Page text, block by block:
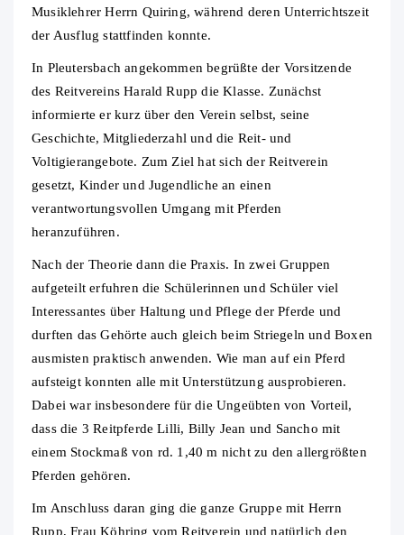
Musiklehrer Herrn Quiring, während deren Unterrichtszeit
der Ausflug stattfinden konnte.
In Pleutersbach angekommen begrüßte der Vorsitzende
des Reitvereins Harald Rupp die Klasse. Zunächst
informierte er kurz über den Verein selbst, seine
Geschichte, Mitgliederzahl und die Reit- und
Voltigierangebote. Zum Ziel hat sich der Reitverein
gesetzt, Kinder und Jugendliche an einen
verantwortungsvollen Umgang mit Pferden
heranzuführen.
Nach der Theorie dann die Praxis. In zwei Gruppen
aufgeteilt erfuhren die Schülerinnen und Schüler viel
Interessantes über Haltung und Pflege der Pferde und
durften das Gehörte auch gleich beim Striegeln und Boxen
ausmisten praktisch anwenden. Wie man auf ein Pferd
aufsteigt konnten alle mit Unterstützung ausprobieren.
Dabei war insbesondere für die Ungeübten von Vorteil,
dass die 3 Reitpferde Lilli, Billy Jean und Sancho mit
einem Stockmaß von rd. 1,40 m nicht zu den allergrößten
Pferden gehören.
Im Anschluss daran ging die ganze Gruppe mit Herrn
Rupp, Frau Köhring vom Reitverein und natürlich den